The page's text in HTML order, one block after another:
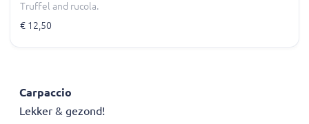
Truffel and rucola.
€ 12,50
Carpaccio
Lekker & gezond!